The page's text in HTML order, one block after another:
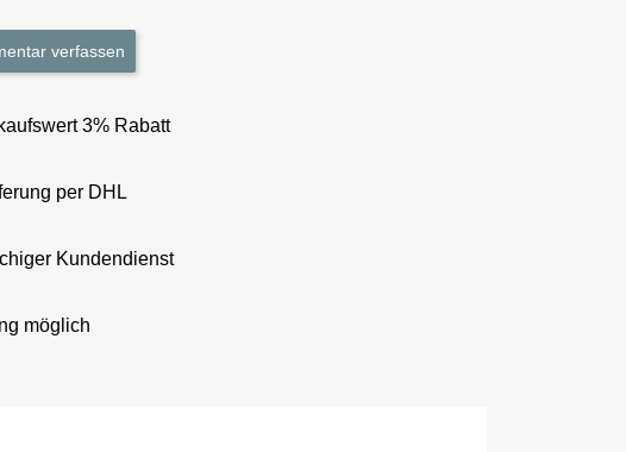
verfassen
3% Rabatt
per DHL
Kundendienst
möglich